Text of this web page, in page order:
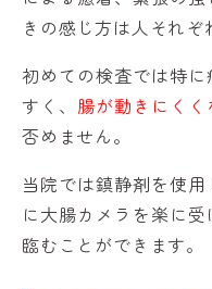
きの感じ方は人それぞ
初めての検査では特
すく、 腸が動きにく
否めません。
当院では鎮静剤を使
に大腸カメラを楽に
臨むことができます。